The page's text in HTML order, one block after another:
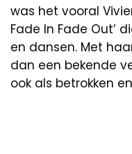
was het vooral
Fade In Fade Out’
en dansen. Met
dan een bekende
ook als betrokken